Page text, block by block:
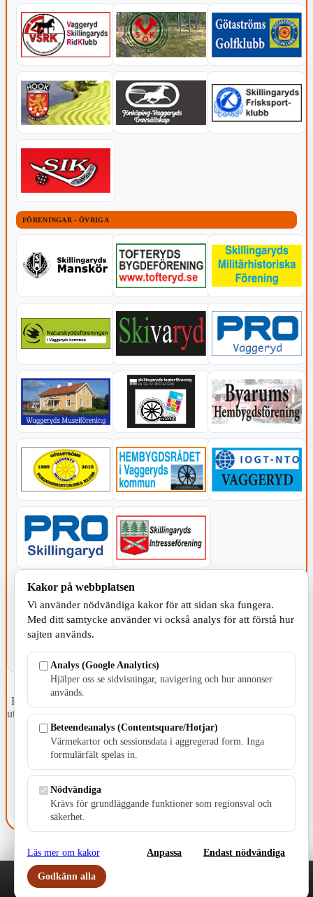
FÖRENINGAR - ÖVRIGA
KOMMUNEN
Fristående webbtidningsföretag grundat 1991 som sedan 2002 ger
ut tidningen Skillingaryd.nu och 2010 lanserades Värnamo.nu. Från
april 2026 omfattar Skillingaryd.nu tre kommuner: Gnosjö,
Värnamo och Vaggeryds kommun.
E-post: redaktionen@skillingaryd.nu
Postadress: Gisslaköp 1, 568 92 Skillingaryd
Kakinställningar
Kakor på webbplatsen
Vi använder nödvändiga kakor för att sidan ska fungera.
Med ditt samtycke använder vi också analys för att förstå hur
sajten används.
Analys (Google Analytics)
Hjälper oss se sidvisningar, navigering och hur annonser
används.
Beteendeanalys (Contentsquare/Hotjar)
Värmekartor och sessionsdata i aggregerad form. Inga
formulärfält spelas in.
Nödvändiga
Krävs för grundläggande funktioner som regionsval och
säkerhet.
Läs mer om kakor Anpassa Endast nödvändiga
Godkänn alla